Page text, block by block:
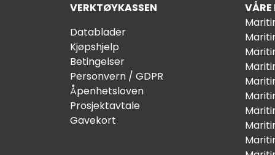
VERKTØYKASSEN
Datablader
Kjøpshjelp
Betingelser
Personvern / GDPR
Åpenhetsloven
Prosjektavtale
Gavekort
VÅRE